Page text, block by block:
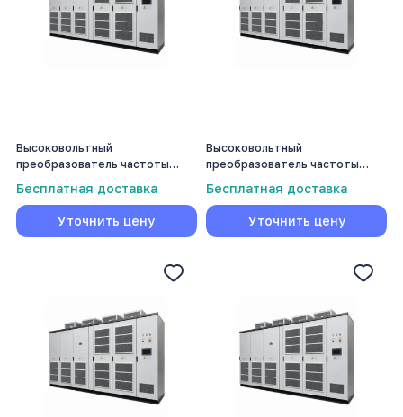
Высоковольтный
преобразователь частоты
Бесплатная доставка
Уточнить цену
Высоковольтный
преобразователь частоты
Бесплатная доставка
Уточнить цену